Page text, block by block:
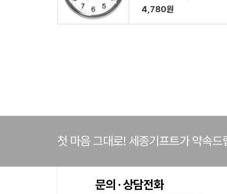
4,780원
첫 마음 그대로! 세종기프트가 약속드
문의 · 상담전화